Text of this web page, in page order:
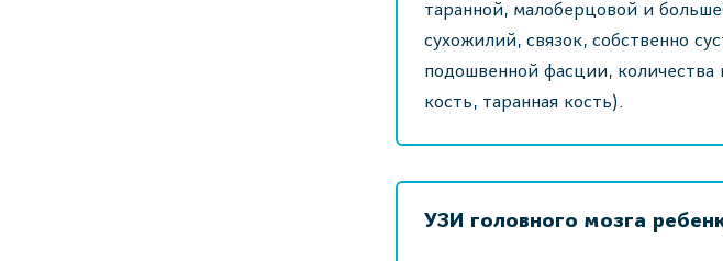
таранной, малоберцовой и
сухожилий, связок, собственно
подошвенной фасции,
кость, таранная кость).
УЗИ головного мозга